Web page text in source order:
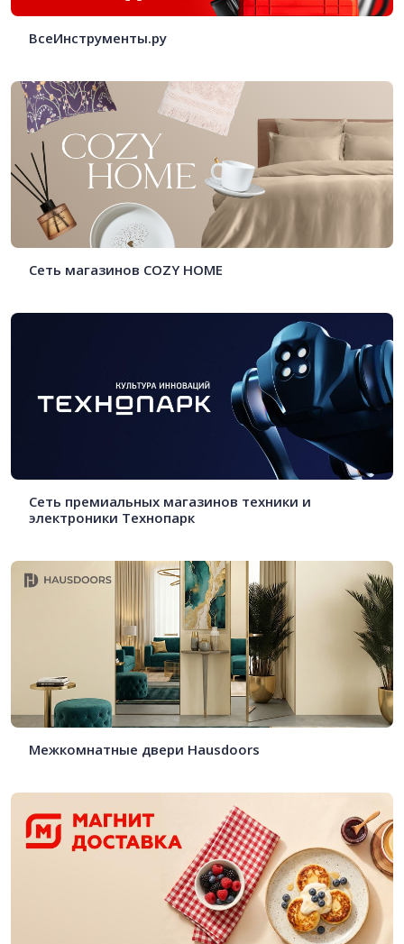
ВсеИнструменты.ру
Сеть магазинов COZY HOME
Cеть премиальных магазинов техники и
электроники Технопарк
Межкомнатные двери Hausdoors